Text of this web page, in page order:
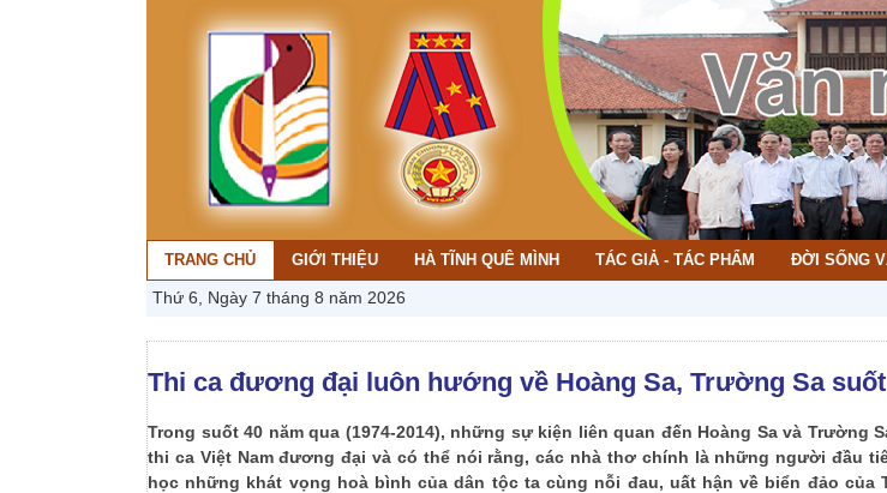
TRANG CHỦ GIỚI THIỆU HÀ TĨNH QUÊ MÌNH TÁC GIẢ - TÁC PHẨM ĐỜI SỐNG
Thứ 6, Ngày 7 tháng 8 năm 2026
Thi ca đương đại luôn hướng về Hoàng Sa, Trường Sa
Trong suốt 40 năm qua (1974-2014), những sự kiện liên quan đến Hoàng Sa và Trường
thi ca Việt Nam đương đại và có thể nói rằng, các nhà thơ chính là những người đầu
học những khát vọng hoà bình của dân tộc ta cùng nỗi đau, uất hận về biển đảo của